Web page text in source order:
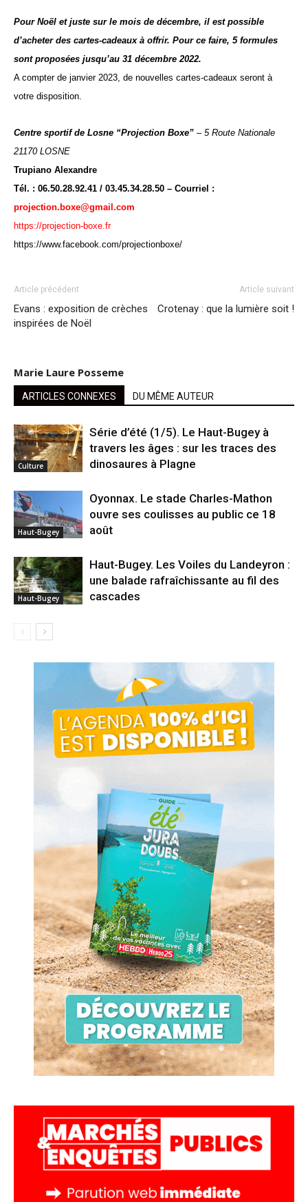
Pour Noël et juste sur le mois de décembre, il est possible
d’acheter des cartes-cadeaux à offrir. Pour ce faire, 5 formules
sont proposées jusqu’au 31 décembre 2022.
A compter de janvier 2023, de nouvelles cartes-cadeaux seront à
votre disposition.
Centre sportif de Losne “Projection Boxe” – 5 Route Nationale
21170 LOSNE
Trupiano Alexandre
Tél. : 06.50.28.92.41 / 03.45.34.28.50 – Courriel :
projection.boxe@gmail.com
https://projection-boxe.fr
https://www.facebook.com/projectionboxe/
Article précédent
Evans : exposition de crèches
inspirées de Noël
Article suivant
Crotenay : que la lumière soit !
Marie Laure Posseme
ARTICLES CONNEXES DU MÊME AUTEUR
Culture
Série d’été (1/5). Le Haut-Bugey à
travers les âges : sur les traces des
dinosaures à Plagne
Haut-Bugey
Oyonnax. Le stade Charles-Mathon
ouvre ses coulisses au public ce 18
août
Haut-Bugey
Haut-Bugey. Les Voiles du Landeyron :
une balade rafraîchissante au fil des
cascades